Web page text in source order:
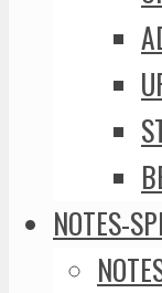
NOTES-